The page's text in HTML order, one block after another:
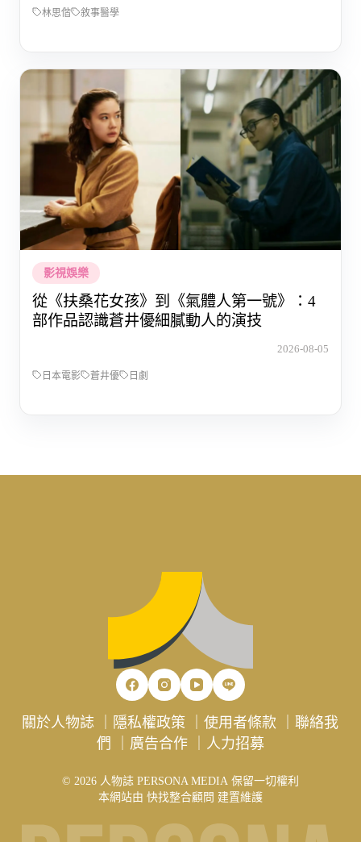
林思偕 敘事醫學
影視娛樂
從《扶桑花女孩》到《氣體人第一號》：4
部作品認識蒼井優細膩動人的演技
2026-08-05
日本電影 蒼井優 日劇
關於人物誌 隱私權政策 ｜使用者條款 ｜聯絡我
們
廣告合作｜ 人力招募
© 2026 人物誌 PERSONA MEDIA 保留一切權利
本網站由 快找整合顧問 建置維護